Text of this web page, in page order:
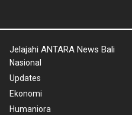
Jelajahi ANTARA News Bali
Nasional
Updates
Ekonomi
Humaniora